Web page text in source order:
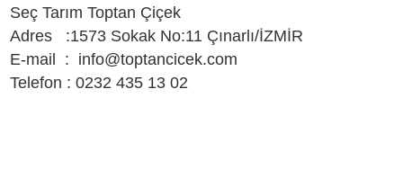
Seç Tarım Toptan Çiçek
Adres :1573 Sokak No:11 Çınarlı/İZMİR
E-mail : info@toptancicek.com
Telefon : 0232 435 13 02